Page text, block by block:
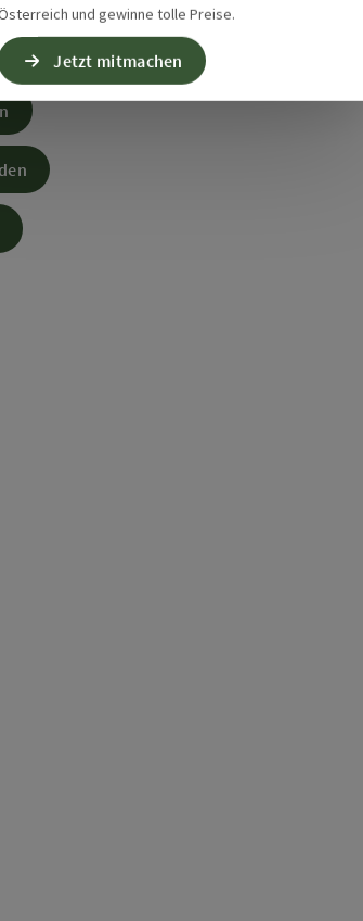
und gewinne tolle Preise.
Jetzt mitmachen
- Menü öffnen